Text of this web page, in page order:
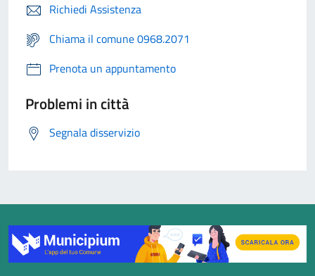
Richiedi Assistenza
Chiama il comune 0968.2071
Prenota un appuntamento
Problemi in città
Segnala disservizio